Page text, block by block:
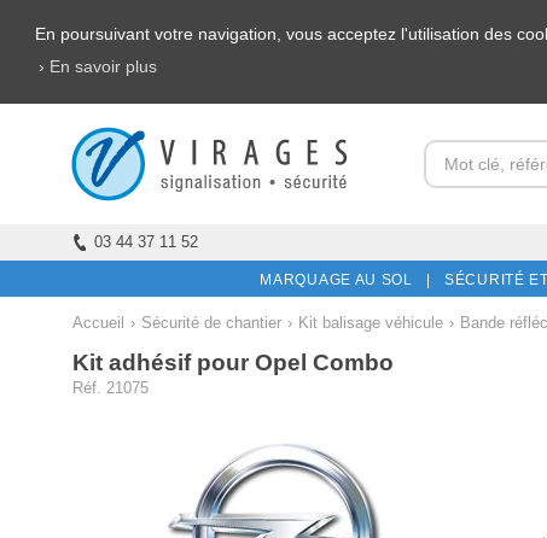
En poursuivant votre navigation, vous acceptez l'utilisation des
› En savoir plus
03 44 37 11 52
MARQUAGE AU SOL | SÉCURITÉ
Accueil › Sécurité de chantier › Kit balisage véhicule › Bande
Kit adhésif pour Opel Combo
Réf. 21075